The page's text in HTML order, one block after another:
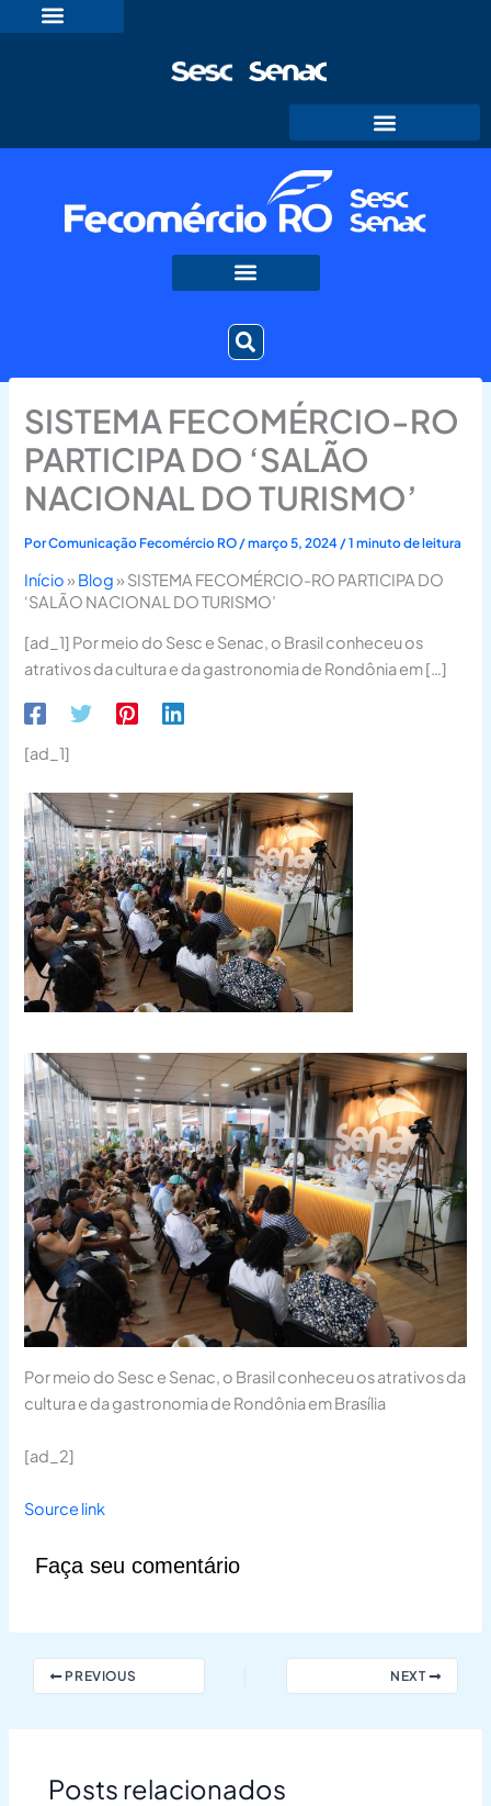
para
SISTEMA FECOMÉRCIO-RO
PARTICIPA DO ‘SALÃO
NACIONAL DO TURISMO’
PorComunicação Fecomércio RO /março 5, 2024 /1 minuto de leitura
Início» Blog» SISTEMA FECOMÉRCIO-RO PARTICIPA DO
‘SALÃO NACIONAL DO TURISMO’
[ad_1] Por meio do Sesc e Senac, o Brasil conheceu os
atrativos da cultura e da gastronomia de Rondônia em […]
[ad_1]
Por meio do Sesc e Senac, o Brasil conheceu os atrativos da
cultura e da gastronomia de Rondônia em Brasília
[ad_2]
Source link
Faça seu comentário
PREVIOUS NEXT
Posts relacionados